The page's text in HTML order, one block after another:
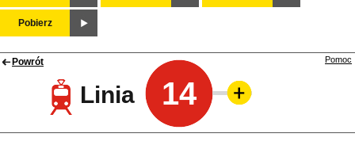
Pobierz
Powrót
Linia 14
Pomoc